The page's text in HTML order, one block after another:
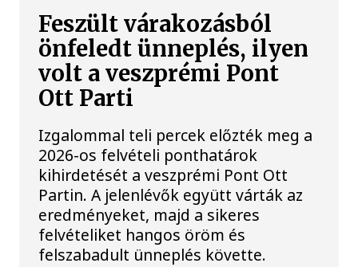
Feszült várakozásból
önfeledt ünneplés, ilyen
volt a veszprémi Pont
Ott Parti
Izgalommal teli percek előzték meg a
2026-os felvételi ponthatárok
kihirdetését a veszprémi Pont Ott
Partin. A jelenlévők együtt várták az
eredményeket, majd a sikeres
felvételiket hangos öröm és
felszabadult ünneplés követte.